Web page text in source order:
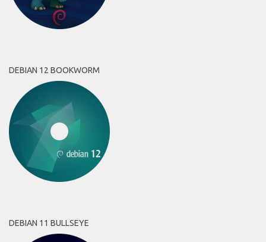
DEBIAN 12 BOOKWORM
DEBIAN 11 BULLSEYE